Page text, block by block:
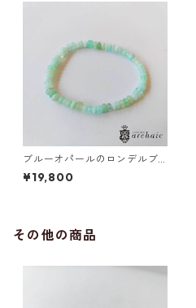
ブルーオパールのロンデルブ
レスレット(5～6mm)
¥19,800
その他の商品